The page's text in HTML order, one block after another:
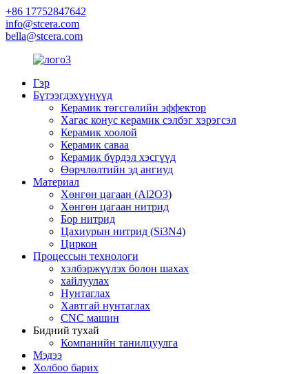
+86 17752847642
info@stcera.com
bella@stcera.com
Гэр
Бүтээгдэхүүнүүд
Керамик төгсгөлийн эффектор
Хагас конус керамик сэлбэг хэрэгсэл
Керамик хоолой
Керамик саваа
Керамик бүрдэл хэсгүүд
Өөрчлөлтийн эд ангиуд
Материал
Хөнгөн цагаан (Al2O3)
Хөнгөн цагаан нитрид
Бор нитрид
Цахиурын нитрид (Si3N4)
Циркон
Процессын технологи
хэлбэржүүлэх болон шахах
хайлуулах
Нунтаглах
Хавтгай нунтаглах
CNC машин
Бидний тухай
Компанийн танилцуулга
Мэдээ
Холбоо барих